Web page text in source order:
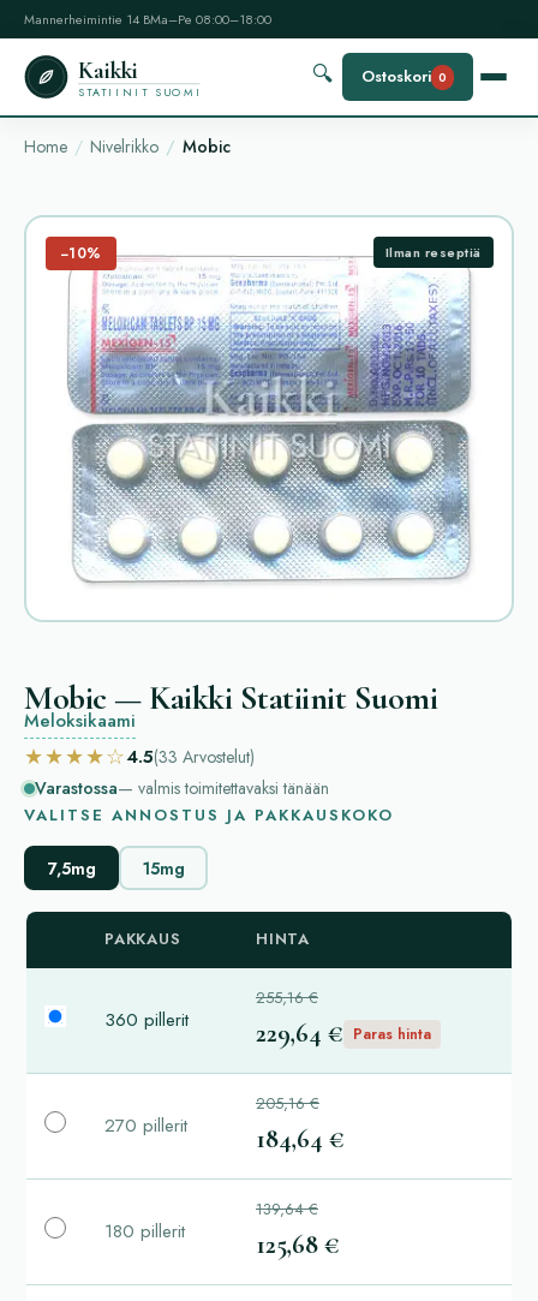
Mannerheimintie 14 BMa–Pe 08:00–18:00
Kaikki
STATIINIT SUOMI
🔍 Ostoskori 0
Home Nivelrikko Mobic
−10% Ilman reseptiä
Mobic — Kaikki Statiinit Suomi
Meloksikaami
★★★★☆4.5(33 Arvostelut)
Varastossa— valmis toimitettavaksi tänään
VALITSE ANNOSTUS JA PAKKAUSKOKO
7,5mg 15mg
PAKKAUS HINTA
360 pillerit
255,16 €
229,64 € Paras hinta
270 pillerit
205,16 €
184,64 €
180 pillerit
139,64 €
125,68 €